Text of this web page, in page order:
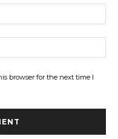
browser for the next time I